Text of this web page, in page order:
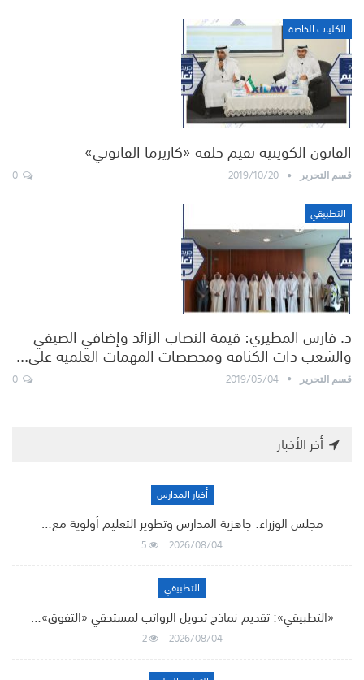
الكليات الخاصة
القانون الكويتية تقيم حلقة «كاريزما القانوني»
قسم التحرير 2019/10/20
التطبيقي
د. فارس المطيري: قيمة النصاب الزائد وإضافي الصيفي
والشعب ذات الكثافة ومخصصات المهمات العلمية على…
قسم التحرير 2019/05/04
أخر الأخبار
أخبار المدارس
مجلس الوزراء: جاهزية المدارس وتطوير التعليم أولوية مع…
2026/08/04
5
التطبيقي
«التطبيقي»: تقديم نماذج تحويل الرواتب لمستحقي «التفوق»…
2026/08/04
2